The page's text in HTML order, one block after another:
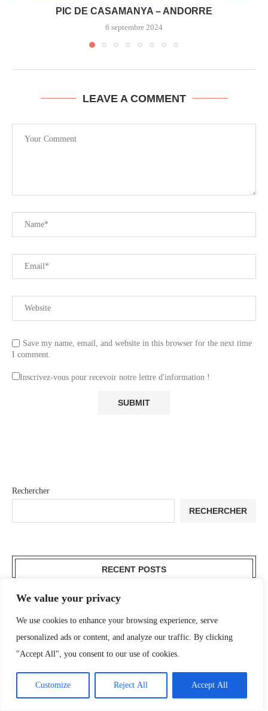
We value your privacy
We use cookies to enhance your browsing experience, serve
personalized ads or content, and analyze our traffic. By clicking
"Accept All", you consent to our use of cookies.
Customize Reject All Accept All
PIC DE CASAMANYA – ANDORRE
6 septembre 2024
LEAVE A COMMENT
Save my name, email, and website in this browser for the next time
I comment.
Inscrivez-vous pour recevoir notre lettre d'information !
Rechercher
RECHERCHER
RECENT POSTS
La Route des Grandes Alpes en 5
jours : notre itinéraire et conseils
Défi 3200m: Rouler jusqu’au point le
plus haut de France en gravel